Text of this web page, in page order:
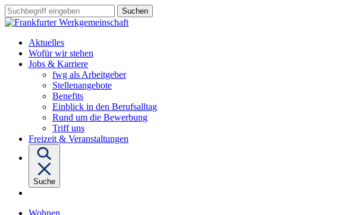
Sprungziel:
Zum
Sprungziel:
Zur
Sprungziel:
Zum
Suchbegriff
eingeben
Aktuelles
Wofür wir stehen
Jobs & KarriereUntermenü
von
"Jobs
&
fwg als Arbeitgeber
Stellenangebote
Benefits
Einblick in den Berufsalltag
Rund um die Bewerbung
Triff uns
Freizeit & Veranstaltungen
Suche